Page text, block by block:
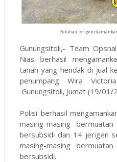
Puluhan jerigen
Gunungsitoli,- Team
Nias berhasil
tanah yang hendak di jual
penumpang Wira
Gunungsitoli, Jumat (19/01/
Polisi berhasil
masing-masing
bersubsidi dan 14 jerigen
masing-masing
bersubsidi.